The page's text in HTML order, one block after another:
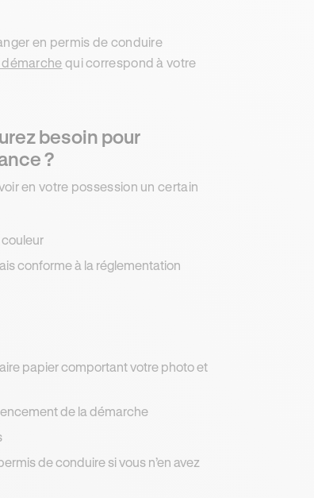
en permis de conduire
qui correspond à votre
besoin pour
?
en votre possession un certain
conforme à la réglementation
papier comportant votre photo et
de la démarche
de conduire si vous n’en avez